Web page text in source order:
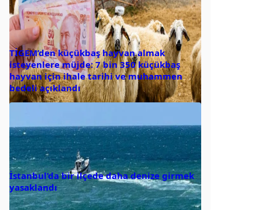
TİGEM’den küçükbaş hayvan almak
isteyenlere müjde: 7 bin 350 küçükbaş
hayvan için ihale tarihi ve muhammen
bedeli açıklandı
İstanbul’da bir ilçede daha denize girmek
yasaklandı